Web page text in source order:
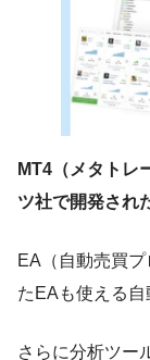
MT4（メタトレ
ツ社で開発され
EA（自動売買
たEAも使える自
さらに分析ツー